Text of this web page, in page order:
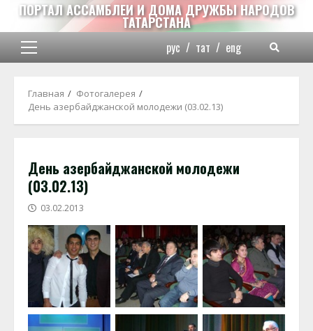
Перейти
содержимому
ПОРТАЛ АССАМБЛЕИ И ДОМА ДРУЖБЫ НАРОДОВ
ТАТАРСТАНА
Основное
рус / тат / eng
Главная
Фотогалерея
День азербайджанской молодежи (03.02.13)
День азербайджанской молодежи
(03.02.13)
03.02.2013